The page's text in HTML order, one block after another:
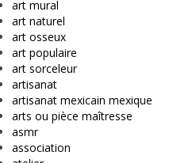
art mural
art naturel
art osseux
art populaire
art sorceleur
artisanat
artisanat mexicain mexique
arts ou pièce maîtresse
asmr
association